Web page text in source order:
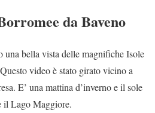
da Baveno
una bella vista delle magnifiche Isole
video è stato girato vicino a
E’ una mattina d’inverno e il sole
il Lago Maggiore.